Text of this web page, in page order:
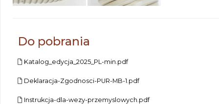
Do pobrania
Katalog_edycja_2025_PL-min.pdf
Deklaracja-Zgodnosci-PUR-MB-1.pdf
Instrukcja-dla-wezy-przemyslowych.pdf